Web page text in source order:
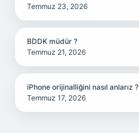
Temmuz 23, 2026
BDDK müdür ?
Temmuz 21, 2026
iPhone orijinalliğini nasıl anlarız ?
Temmuz 17, 2026